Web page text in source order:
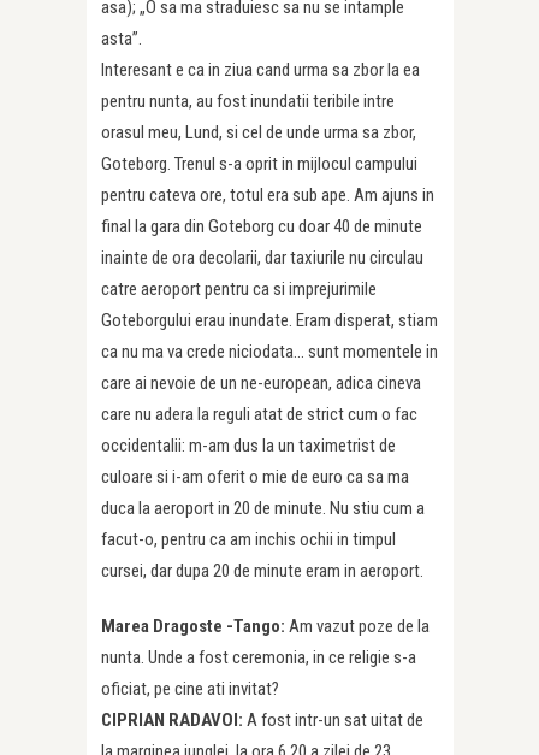
asa); „O sa ma straduiesc sa nu se intample
asta”.
Interesant e ca in ziua cand urma sa zbor la ea
pentru nunta, au fost inundatii teribile intre
orasul meu, Lund, si cel de unde urma sa zbor,
Goteborg. Trenul s-a oprit in mijlocul campului
pentru cateva ore, totul era sub ape. Am ajuns in
final la gara din Goteborg cu doar 40 de minute
inainte de ora decolarii, dar taxiurile nu circulau
catre aeroport pentru ca si imprejurimile
Goteborgului erau inundate. Eram disperat, stiam
ca nu ma va crede niciodata… sunt momentele in
care ai nevoie de un ne-european, adica cineva
care nu adera la reguli atat de strict cum o fac
occidentalii: m-am dus la un taximetrist de
culoare si i-am oferit o mie de euro ca sa ma
duca la aeroport in 20 de minute. Nu stiu cum a
facut-o, pentru ca am inchis ochii in timpul
cursei, dar dupa 20 de minute eram in aeroport.
Marea Dragoste -Tango: Am vazut poze de la
nunta. Unde a fost ceremonia, in ce religie s-a
oficiat, pe cine ati invitat?
CIPRIAN RADAVOI: A fost intr-un sat uitat de